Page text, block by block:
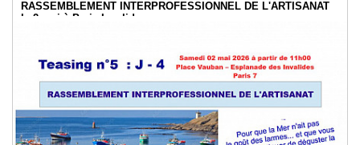
RASSEMBLEMENT INTERPROFESSIONNEL DE L'ARTISANAT
le 2 mai à Paris Invalides